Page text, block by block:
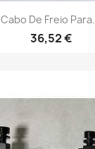
Cabo De Freio
36,52 €